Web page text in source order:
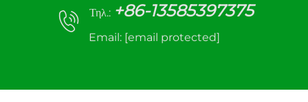
Τηλ.: +86-13585397375
Email: [email protected]